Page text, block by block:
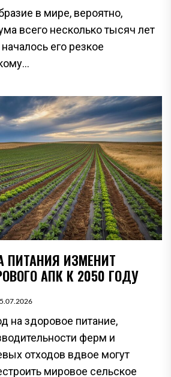
в мире, вероятно,
всего несколько тысяч лет
его резкое
ПИТАНИЯ ИЗМЕНИТ
АПК К 2050 ГОДУ
на здоровое питание,
ферм и
отходов вдвое могут
мировое сельское